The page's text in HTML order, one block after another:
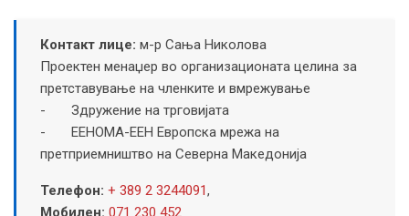
Контакт лице: м-р Сања Николова
Проектен менаџер во организационата целина за
претставување на членките и вмрежување
- Здружение на трговијата
- ЕЕНОМА-EEН Европска мрежа на
претприемништво на Северна Македонија
Телефон: + 389 2 3244091,
Мобилен: 071 230 452